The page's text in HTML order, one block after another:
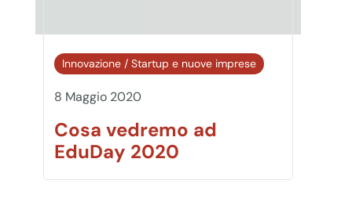
Innovazione / Startup e nuove imprese
8 Maggio 2020
Cosa vedremo ad
EduDay 2020